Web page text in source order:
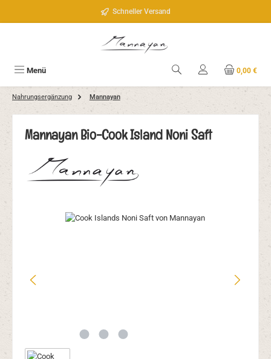
Schneller Versand
Menü 0,00 €
Nahrungsergänzung Mannayan
Mannayan Bio-Cook Island Noni Saft
Bildergalerie überspringen